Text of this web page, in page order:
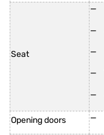
Seat
Opening doors